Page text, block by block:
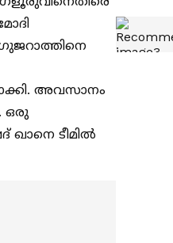
അവസാനം
ഒരു
ഖാനെ ടീമില്‍